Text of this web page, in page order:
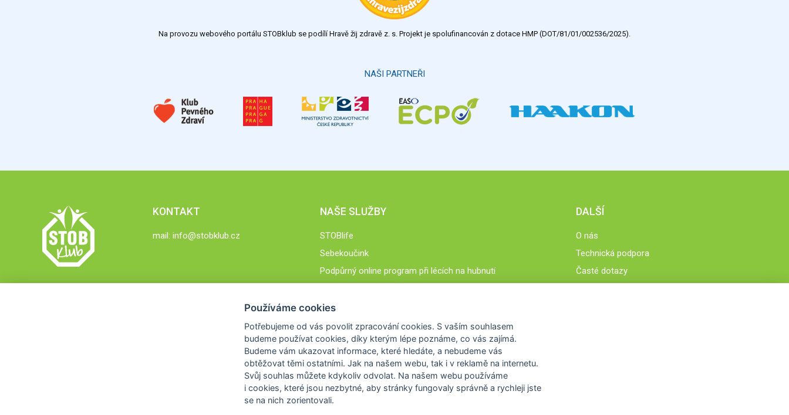
Na provozu webového portálu STOBklub se podílí Hravě žij zdravě z. s. Projekt je spolufinancován z dotace HMP (DOT/81/01/002536/2025).
NAŠI PARTNEŘI
KONTAKT
mail: info@stobklub.cz
NAŠE SLUŽBY
STOBlife
Sebekoučink
Podpůrný online program při lécích na hubnutí
DALŠÍ
O nás
Technická podpora
Časté dotazy
Používáme cookies
Potřebujeme od vás povolit zpracování cookies. S vaším souhlasem
budeme používat cookies, díky kterým lépe poznáme, co vás zajímá.
Budeme vám ukazovat informace, které hledáte, a nebudeme vás
obtěžovat těmi ostatními. Jak na našem webu, tak i v reklamě na internetu.
Svůj souhlas můžete kdykoliv odvolat. Na našem webu používáme
i cookies, které jsou nezbytné, aby stránky fungovaly správně a rychleji jste
se na nich zorientovali.